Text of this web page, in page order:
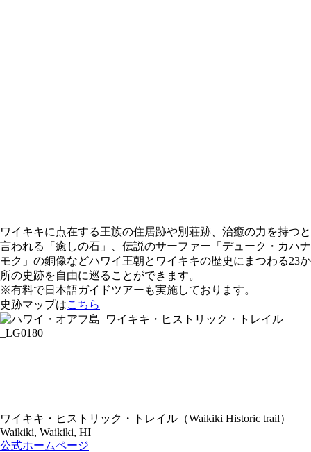
ワイキキに点在する王族の住居跡や別荘跡、治癒の力を持つと
言われる「癒しの石」、伝説のサーファー「デューク・カハナ
モク」の銅像などハワイ王朝とワイキキの歴史にまつわる23か
所の史跡を自由に巡ることができます。
※有料で日本語ガイドツアーも実施しております。
史跡マップはこちら
ワイキキ・ヒストリック・トレイル（Waikiki Historic trail）
Waikiki, Waikiki, HI
公式ホームページ